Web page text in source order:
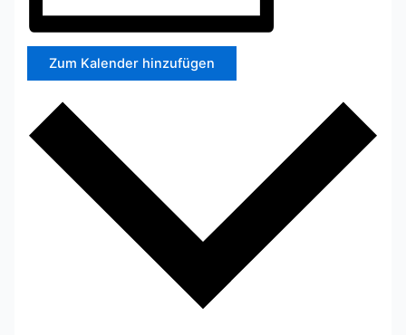
Zum Kalender hinzufügen